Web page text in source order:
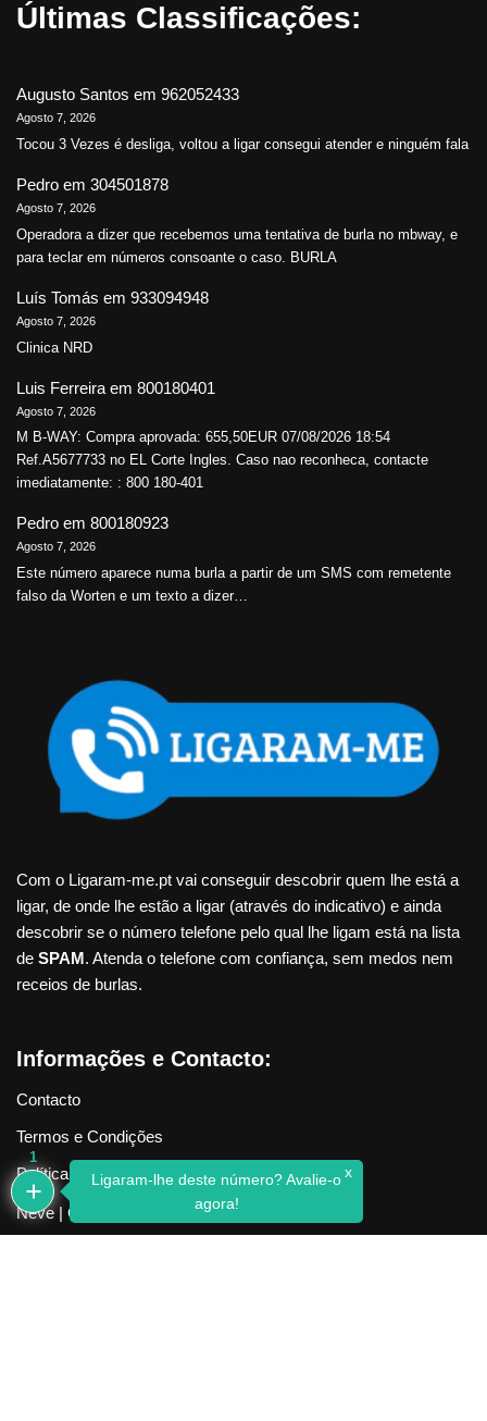
Últimas Classificações:
Augusto Santos em 962052433
Agosto 7, 2026
Tocou 3 Vezes é desliga, voltou a ligar consegui atender e ninguém fala
Pedro em 304501878
Agosto 7, 2026
Operadora a dizer que recebemos uma tentativa de burla no mbway, e
para teclar em números consoante o caso. BURLA
Luís Tomás em 933094948
Agosto 7, 2026
Clinica NRD
Luis Ferreira em 800180401
Agosto 7, 2026
M B-WAY: Compra aprovada: 655,50EUR 07/08/2026 18:54
Ref.A5677733 no EL Corte Ingles. Caso nao reconheca, contacte
imediatamente: : 800 180-401
Pedro em 800180923
Agosto 7, 2026
Este número aparece numa burla a partir de um SMS com remetente
falso da Worten e um texto a dizer…
Com o Ligaram-me.pt vai conseguir descobrir quem lhe está a
ligar, de onde lhe estão a ligar (através do indicativo) e ainda
descobrir se o número telefone pelo qual lhe ligam está na lista
de SPAM. Atenda o telefone com confiança, sem medos nem
receios de burlas.
Informações e Contacto:
Contacto
Termos e Condições
Política de Privacidade
Neve| Criado com WordPress
1
Ligaram-lhe deste número? Avalie-o
agora!
x